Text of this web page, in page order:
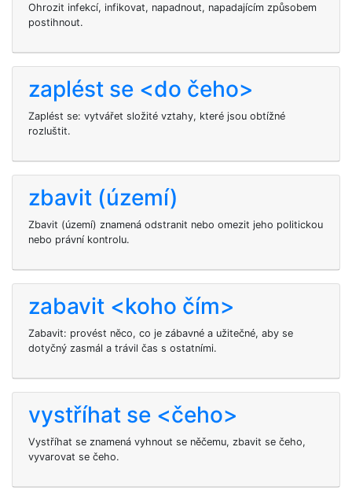
Ohrozit infekcí, infikovat, napadnout, napadajícím způsobem
postihnout.
zaplést se <do čeho>
Zaplést se: vytvářet složité vztahy, které jsou obtížné
rozluštit.
zbavit (území)
Zbavit (území) znamená odstranit nebo omezit jeho politickou
nebo právní kontrolu.
zabavit <koho čím>
Zabavit: provést něco, co je zábavné a užitečné, aby se
dotyčný zasmál a trávil čas s ostatními.
vystříhat se <čeho>
Vystříhat se znamená vyhnout se něčemu, zbavit se čeho,
vyvarovat se čeho.